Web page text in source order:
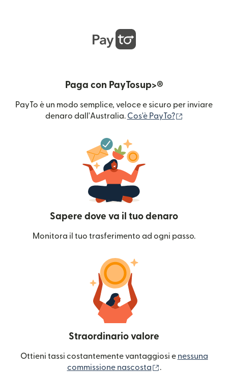
Paga con PayTosup>®
PayTo è un modo semplice, veloce e sicuro per inviare
denaro dall'Australia. Cos'è PayTo?
Sapere dove va il tuo denaro
Monitora il tuo trasferimento ad ogni passo.
Straordinario valore
Ottieni tassi costantemente vantaggiosi e nessuna
commissione nascosta
.